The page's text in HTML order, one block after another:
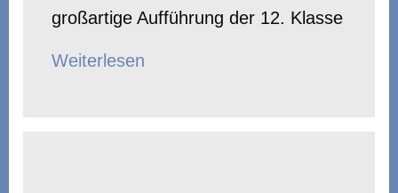
großartige Aufführung der 12. Klasse
Weiterlesen